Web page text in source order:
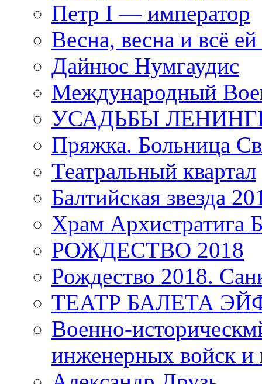
Петр I — император
Весна, весна и всё
Дайнюс Нумгаудис
Международный
УСАДЬБЫ
Пряжка. Больница
Театральный квартал
Балтийская звезда
Храм
РОЖДЕСТВО 2018
Рождество 2018.
ТЕАТР БАЛЕТА
Военно-
инженерных войск и